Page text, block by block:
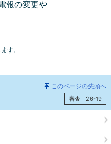
報の変更や
す。
このページの先頭へ
審査 26-19